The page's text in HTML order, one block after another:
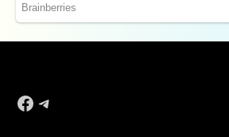
Facebook
Telegram